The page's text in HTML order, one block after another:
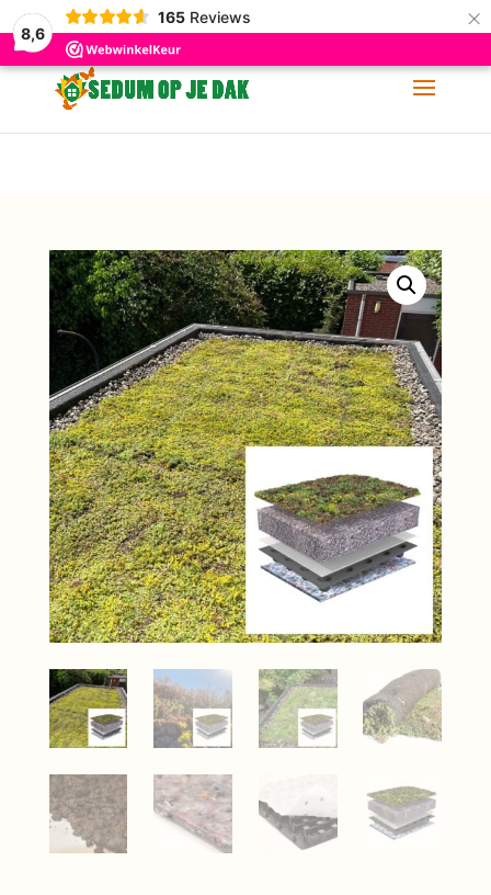
8,6
165 Reviews ×
06-11 88 62 60 info@sedumopjedak.nl